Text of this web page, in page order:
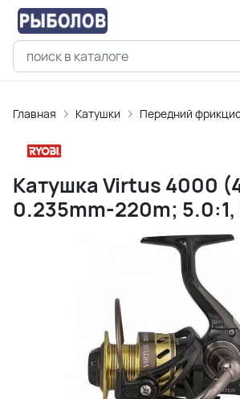
Главная Катушки Передний
Катушка Virtus 4000
0.235mm-220m; 5.0:1,